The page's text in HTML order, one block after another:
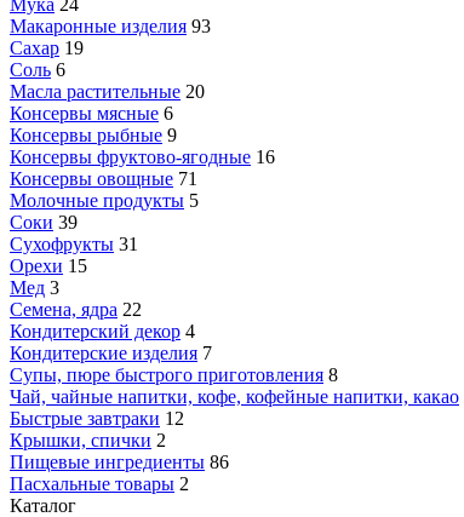
Мука 24
Макаронные изделия 93
Сахар 19
Соль 6
Масла растительные 20
Консервы мясные 6
Консервы рыбные 9
Консервы фруктово-ягодные 16
Консервы овощные 71
Молочные продукты 5
Соки 39
Сухофрукты 31
Орехи 15
Мед 3
Семена, ядра 22
Кондитерский декор 4
Кондитерские изделия 7
Супы, пюре быстрого приготовления 8
Чай, чайные напитки, кофе, кофейные напитки, какао
Быстрые завтраки 12
Крышки, спички 2
Пищевые ингредиенты 86
Пасхальные товары 2
Каталог